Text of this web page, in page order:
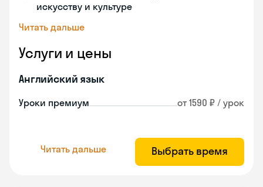
искусству и культуре
Читать дальше
Услуги и цены
Английский язык
Уроки премиум от 1590 ₽ / урок
Читать дальше Выбрать время